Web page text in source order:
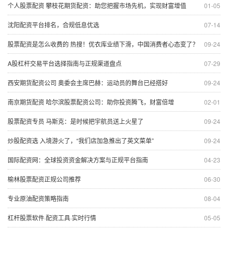
01-05
个人股票配资 攀枝花期货配资：助您把握市场先机，实现财富增值
07-14
沈阳配资平台排名，合规低息优选
09-24
股票配资是怎么收费的 热搜！优衣库业绩下滑，中国消费者心态变了？
07-29
A股杠杆交易平台选择指南与正规渠道盘点
09-24
西安期货配资公司 奥委会主席巴赫：运动员的舞台已经搭好
02-01
南京期货配资 哈尔滨股票配资公司：助你投资腾飞，财富倍增
09-24
股票配资专员 马斯克：是时候把宇航员送上火星了
09-24
炒股配资选 入境游火了，“我们店加急推出了英文菜单”
04-23
国际配资网：全球投资资金解决方案与正规平台指南
06-30
榆林股票配资正规公司推荐
08-04
专业原油配资策略指南
05-05
杠杆股票软件·配资工具·实时行情